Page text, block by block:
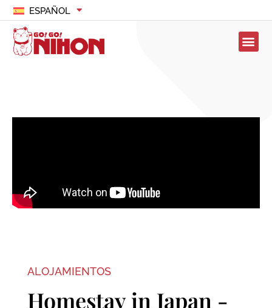
ESPAÑOL
ALOJAMIENTOS
Homestay in Japan -